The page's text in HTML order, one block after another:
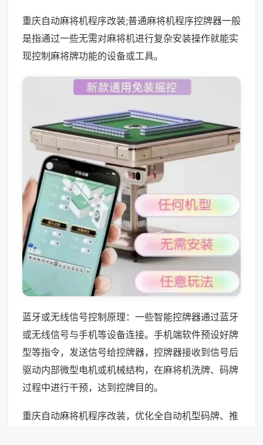
重庆自动麻将机程序改装;普通麻将机程序控牌器一般
是指通过一些无需对麻将机进行复杂安装操作就能实
现控制麻将牌功能的设备或工具。
蓝牙或无线信号控制原理：一些智能控牌器通过蓝牙
或无线信号与手机等设备连接。手机端软件预设好牌
型等指令，发送信号给控牌器，控牌器接收到信号后
驱动内部微型电机或机械结构，在麻将机洗牌、码牌
过程中进行干预，达到控牌目的。
重庆自动麻将机程序改装，优化全自动机型码牌、推